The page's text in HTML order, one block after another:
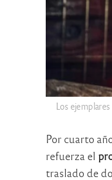
Los
Por cuarto
refuerza el
traslado de